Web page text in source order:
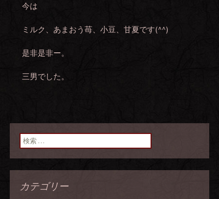
今は
ミルク、あまおう苺、小豆、甘夏です(^^)
是非是非ー。
三男でした。
検索:
カテゴリー